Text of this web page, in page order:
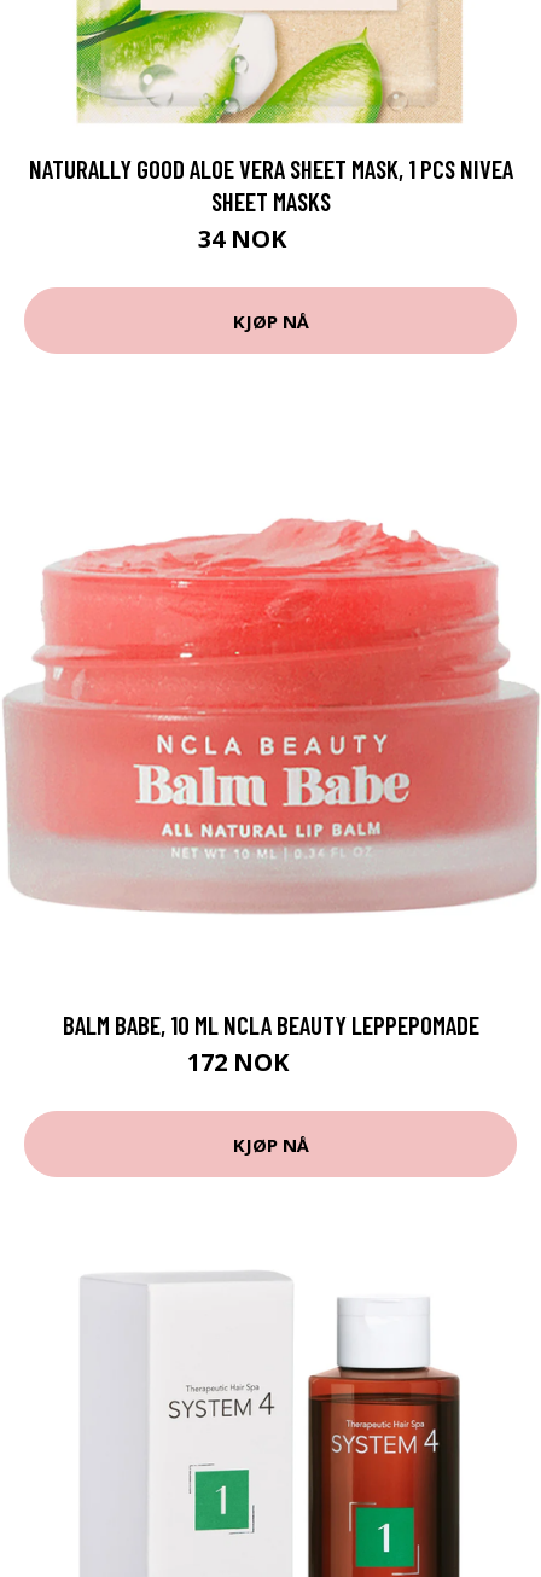
NATURALLY GOOD ALOE VERA SHEET MASK, 1 PCS NIVEA
SHEET MASKS
34 NOK
KJØP NÅ
BALM BABE, 10 ML NCLA BEAUTY LEPPEPOMADE
172 NOK
KJØP NÅ